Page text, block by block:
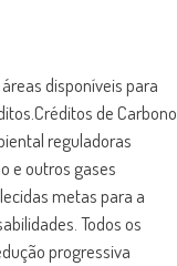
disponíveis para
de Carbono
reguladoras
e outros gases
metas para a
Todos os
progressiva